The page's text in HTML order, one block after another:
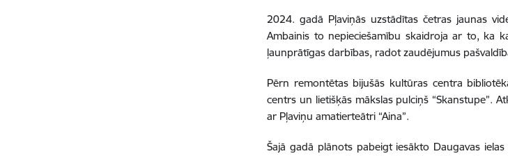
2024. gadā Pļaviņās uzstādītas četras jaunas
Ambainis to nepieciešamību skaidroja ar to, ka
ļaunprātīgas darbības, radot zaudējumus
Pērn remontētas bijušās kultūras centra
centrs un lietišķās mākslas pulciņš “Skanstupe”.
ar Pļaviņu amatierteātri “Aina”.
Šajā gadā plānots pabeigt iesākto Daugavas